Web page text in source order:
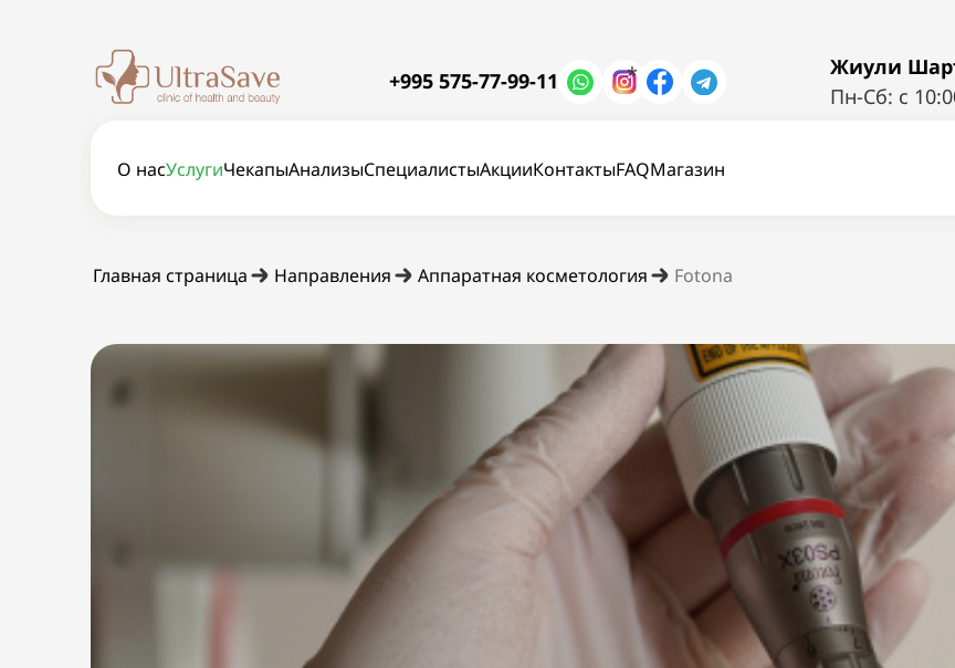
+995 575-77-99-11 *
Жиули
Пн-Сб: с
О насУслугиЧекапыАнализыСпециалистыАкцииКонтактыFAQМагазин
Главная страница Направления Аппаратная косметология Fotona